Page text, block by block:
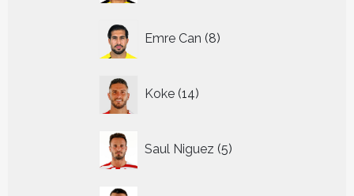
Emre Can 8
producten
Koke 14
producten
Saul Niguez 5
producten